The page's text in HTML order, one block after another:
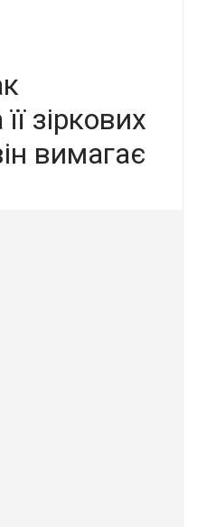
зіркових
вимагає